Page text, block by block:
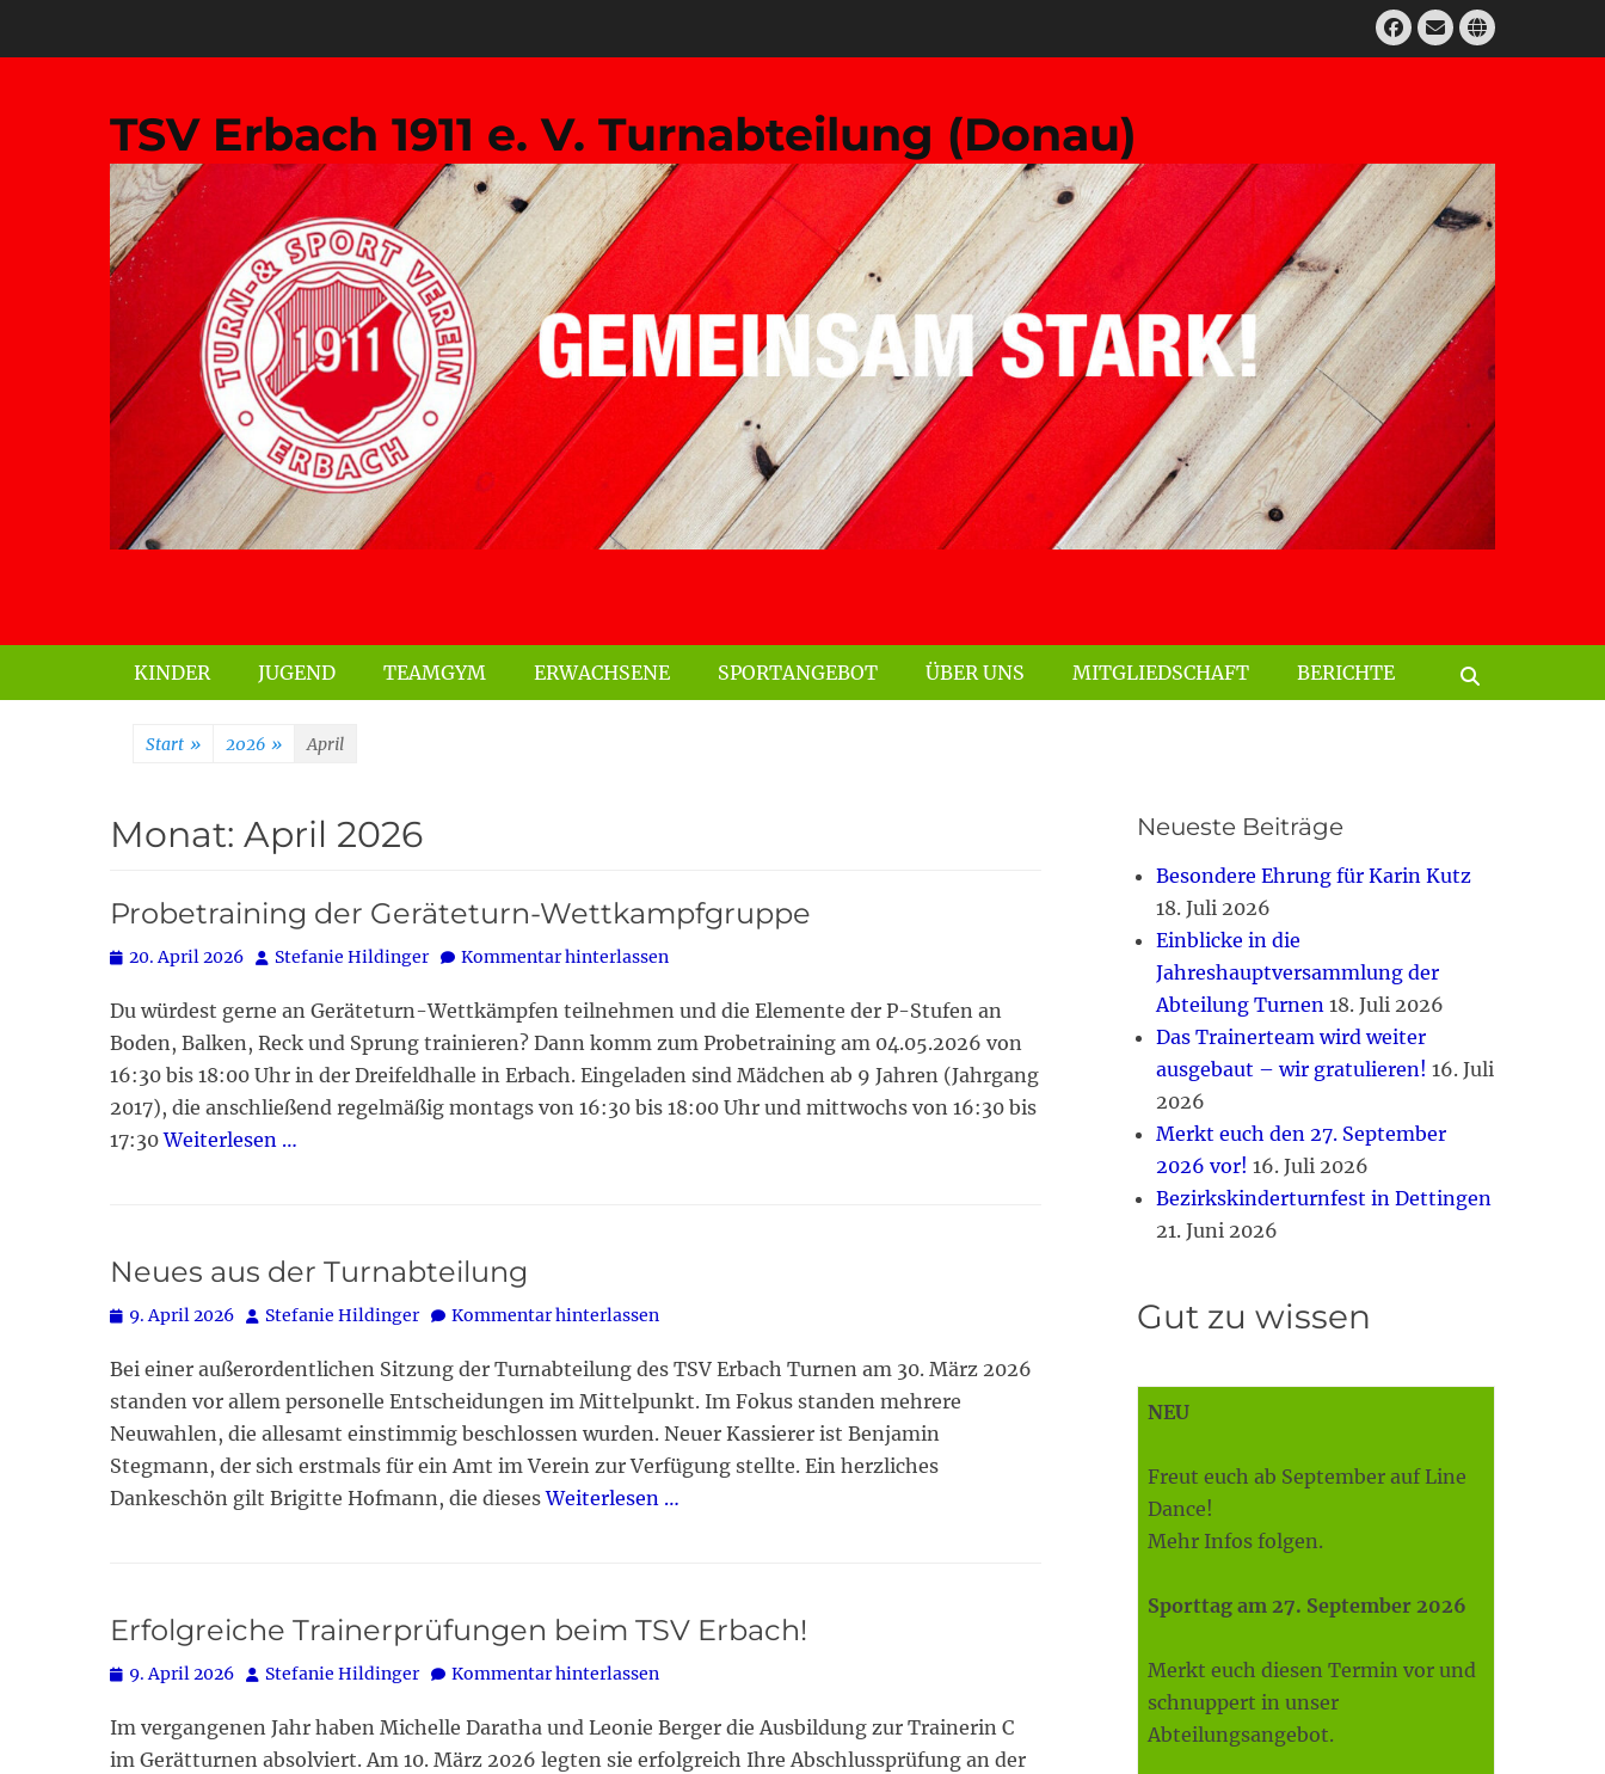
Facebook
E-
Mail
Website
TSV Erbach 1911 e. V. Turnabteilung (Donau)
nach:
Primäres Menü
KINDER JUGEND TEAMGYM ERWACHSENE SPORTANGEBOT ÜBER UNS MITGLIEDSCHAFT BERICHTE
Start » 2026 » April
Monat: April 2026
Probetraining der Geräteturn-Wettkampfgruppe
Posted
20. April 2026 Autor
Stefanie Hildinger Kommentar hinterlassen
Du würdest gerne an Geräteturn-Wettkämpfen teilnehmen und die Elemente der P-Stufen an
Boden, Balken, Reck und Sprung trainieren? Dann komm zum Probetraining am 04.05.2026 von
16:30 bis 18:00 Uhr in der Dreifeldhalle in Erbach. Eingeladen sind Mädchen ab 9 Jahren (Jahrgang
2017), die anschließend regelmäßig montags von 16:30 bis 18:00 Uhr und mittwochs von 16:30 bis
17:30Weiterlesen …
Neues aus der Turnabteilung
Posted
9. April 2026 Autor
Stefanie Hildinger Kommentar hinterlassen
Bei einer außerordentlichen Sitzung der Turnabteilung des TSV Erbach Turnen am 30. März 2026
standen vor allem personelle Entscheidungen im Mittelpunkt. Im Fokus standen mehrere
Neuwahlen, die allesamt einstimmig beschlossen wurden. Neuer Kassierer ist Benjamin
Stegmann, der sich erstmals für ein Amt im Verein zur Verfügung stellte. Ein herzliches
Dankeschön gilt Brigitte Hofmann, die diesesWeiterlesen …
Erfolgreiche Trainerprüfungen beim TSV Erbach!
Posted
9. April 2026 Autor
Stefanie Hildinger Kommentar hinterlassen
Im vergangenen Jahr haben Michelle Daratha und Leonie Berger die Ausbildung zur Trainerin C
im Gerätturnen absolviert. Am 10. März 2026 legten sie erfolgreich Ihre Abschlussprüfung an der
Neueste Beiträge
Besondere Ehrung für Karin Kutz
18. Juli 2026
Einblicke in die
Jahreshauptversammlung der
Abteilung Turnen 18. Juli 2026
Das Trainerteam wird weiter
ausgebaut – wir gratulieren! 16. Juli
2026
Merkt euch den 27. September
2026 vor! 16. Juli 2026
Bezirkskinderturnfest in Dettingen
21. Juni 2026
Gut zu wissen
NEU
Freut euch ab September auf Line
Dance!
Mehr Infos folgen.
Sporttag am 27. September 2026
Merkt euch diesen Termin vor und
schnuppert in unser
Abteilungsangebot.